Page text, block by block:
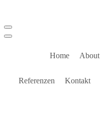
Navigations-
Menü
Navigations-
Home About
Referenzen Kontakt